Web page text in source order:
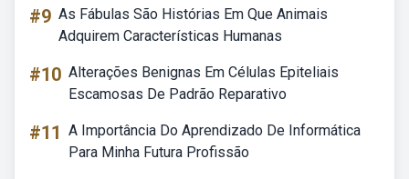
#9 As Fábulas São Histórias Em Que Animais
Adquirem Características Humanas
#10 Alterações Benignas Em Células Epiteliais
Escamosas De Padrão Reparativo
#11 A Importância Do Aprendizado De Informática
Para Minha Futura Profissão